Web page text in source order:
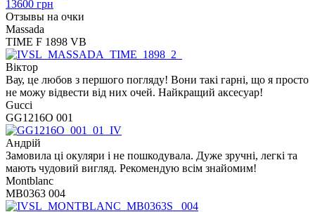
13600 грн
Отзывы на очки
Massada
TIME F 1898 VB
Віктор
Вау, це любов з першого погляду! Вони такі гарні, що я просто
не можу відвести від них очей. Найкращий аксесуар!
Gucci
GG1216O 001
Андрій
Замовила ці окуляри і не пошкодувала. Дуже зручні, легкі та
мають чудовий вигляд. Рекомендую всім знайомим!
Montblanc
MB0363 004